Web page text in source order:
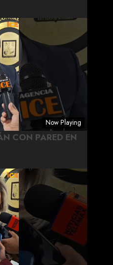
Now Playing
CON PARED EN